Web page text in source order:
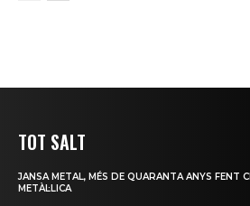
TOT SALT
JANSA METAL, MÉS DE QUARANTA ANYS FENT
METÀL·LICA